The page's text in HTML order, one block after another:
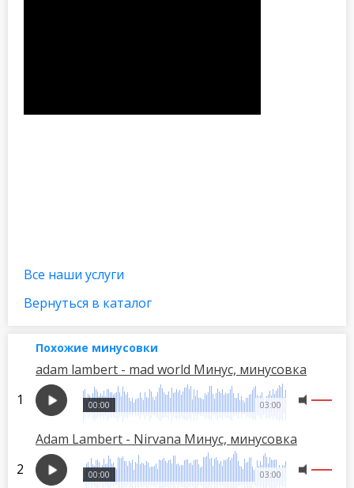
Все наши услуги
Вернуться в каталог
Похожие минусовки
adam lambert - mad world Минус, минусовка
03:00
00:00
Adam Lambert - Nirvana Минус, минусовка
03:00
00:00